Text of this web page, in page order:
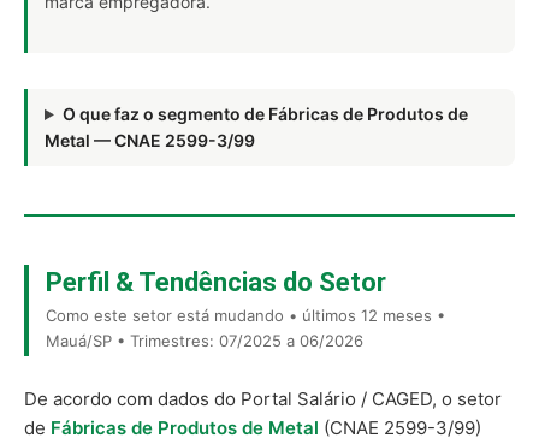
O que faz o segmento de Fábricas de Produtos de
Metal — CNAE 2599-3/99
Perfil & Tendências do Setor
Como este setor está mudando • últimos 12 meses •
Mauá/SP • Trimestres: 07/2025 a 06/2026
De acordo com dados do Portal Salário / CAGED, o setor
de Fábricas de Produtos de Metal (CNAE 2599-3/99)